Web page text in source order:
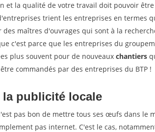
et la qualité de votre travail doit pouvoir
trient les entreprises en termes
maîtres d'ouvrages qui sont à la
c'est parce que les entreprises du
plus souvent pour de nouveaux chantiers
commandés par des entreprises du BTP !
la publicité locale
pas bon de mettre tous ses œufs dans le
pas internet. C'est le cas,